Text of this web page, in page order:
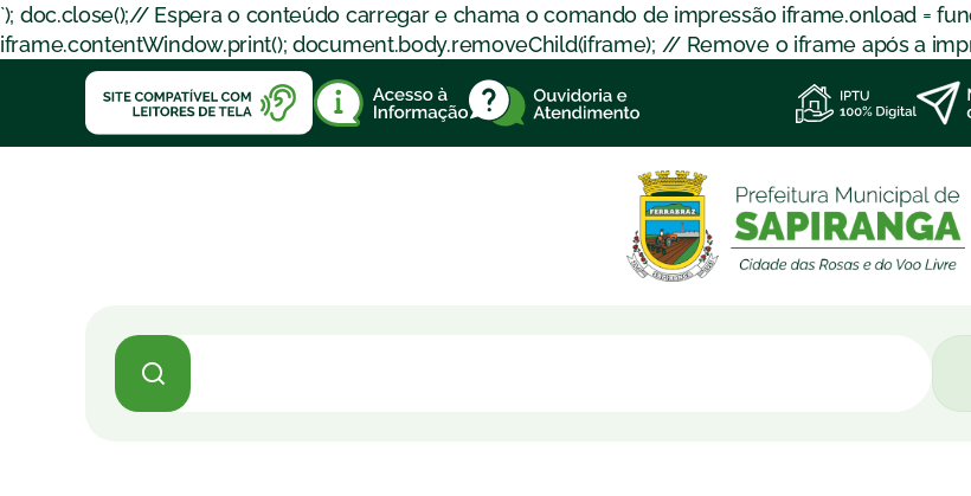
`); doc.close();// Espera o conteúdo carregar e chama o comando de impressão iframe.onload =
iframe.contentWindow.print(); document.body.removeChild(iframe); // Remove o iframe após a